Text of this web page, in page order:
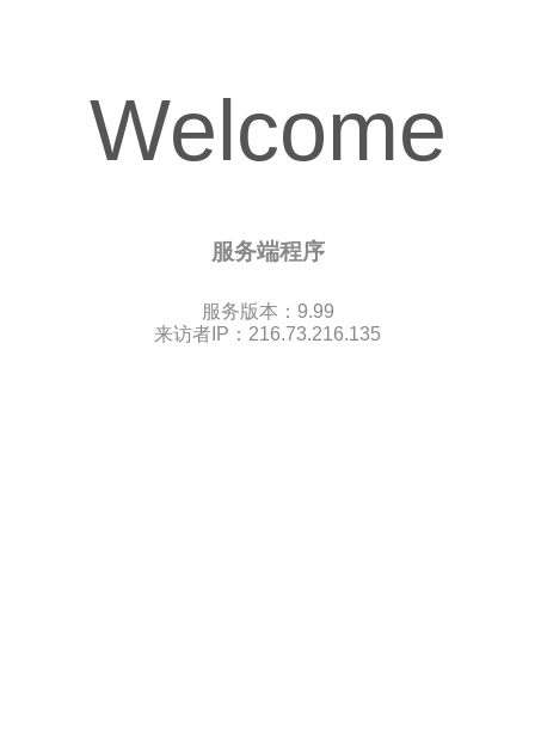
Welcome
服务端程序
服务版本：9.99
来访者IP：216.73.216.135